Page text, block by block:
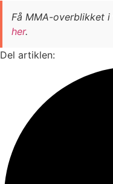
Få MMA-overblikket
her.
Del artiklen: